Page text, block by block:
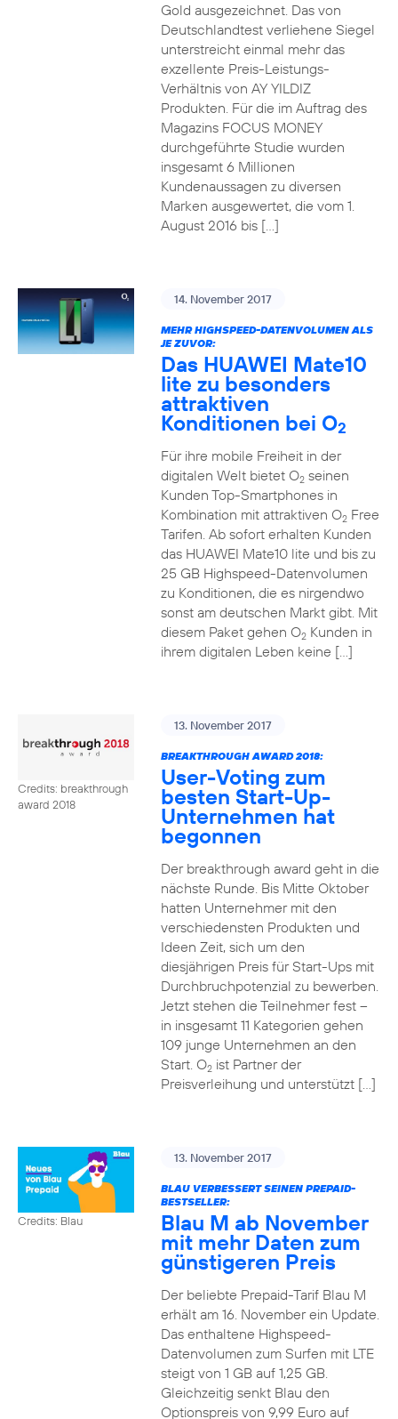
Gold ausgezeichnet. Das von
Deutschlandtest verliehene Siegel
unterstreicht einmal mehr das
exzellente Preis-Leistungs-
Verhältnis von AY YILDIZ
Produkten. Für die im Auftrag des
Magazins FOCUS MONEY
durchgeführte Studie wurden
insgesamt 6 Millionen
Kundenaussagen zu diversen
Marken ausgewertet, die vom 1.
August 2016 bis […]
14. November 2017
MEHR HIGHSPEED-DATENVOLUMEN ALS
JE ZUVOR:
Das HUAWEI Mate10
lite zu besonders
attraktiven
Konditionen bei O2
Für ihre mobile Freiheit in der
digitalen Welt bietet O2seinen
Kunden Top-Smartphones in
Kombination mit attraktiven O2Free
Tarifen. Ab sofort erhalten Kunden
das HUAWEI Mate10 lite und bis zu
25 GB Highspeed-Datenvolumen
zu Konditionen, die es nirgendwo
sonst am deutschen Markt gibt. Mit
diesem Paket gehen O2Kunden in
ihrem digitalen Leben keine […]
Credits: breakthrough
award 2018
13. November 2017
BREAKTHROUGH AWARD 2018:
User-Voting zum
besten Start-Up-
Unternehmen hat
begonnen
Der breakthrough award geht in die
nächste Runde. Bis Mitte Oktober
hatten Unternehmer mit den
verschiedensten Produkten und
Ideen Zeit, sich um den
diesjährigen Preis für Start-Ups mit
Durchbruchpotenzial zu bewerben.
Jetzt stehen die Teilnehmer fest –
in insgesamt 11 Kategorien gehen
109 junge Unternehmen an den
Start. O2ist Partner der
Preisverleihung und unterstützt […]
Credits: Blau
13. November 2017
BLAU VERBESSERT SEINEN PREPAID-
BESTSELLER:
Blau M ab November
mit mehr Daten zum
günstigeren Preis
Der beliebte Prepaid-Tarif Blau M
erhält am 16. November ein Update.
Das enthaltene Highspeed-
Datenvolumen zum Surfen mit LTE
steigt von 1 GB auf 1,25 GB.
Gleichzeitig senkt Blau den
Optionspreis von 9,99 Euro auf